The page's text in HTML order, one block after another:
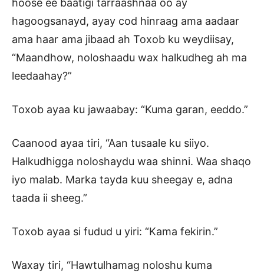
hoose ee baatigi tarraashnaa oo ay
hagoogsanayd, ayay cod hinraag ama aadaar
ama haar ama jibaad ah Toxob ku weydiisay,
“Maandhow, noloshaadu wax halkudheg ah ma
leedaahay?”
Toxob ayaa ku jawaabay: “Kuma garan, eeddo.”
Caanood ayaa tiri, “Aan tusaale ku siiyo.
Halkudhigga noloshaydu waa shinni. Waa shaqo
iyo malab. Marka tayda kuu sheegay e, adna
taada ii sheeg.”
Toxob ayaa si fudud u yiri: “Kama fekirin.”
Waxay tiri, “Hawtulhamag noloshu kuma